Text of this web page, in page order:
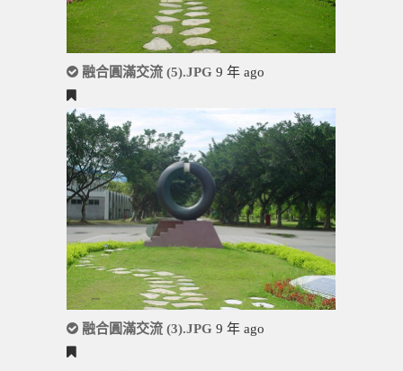
融合圓滿交流 (5).JPG 9 年 ago
融合圓滿交流 (3).JPG 9 年 ago